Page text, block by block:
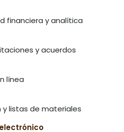
financiera y analítica
y acuerdos
línea
listas de materiales